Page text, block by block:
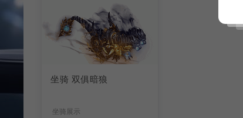
坐骑 双俱暗狼
坐骑展示